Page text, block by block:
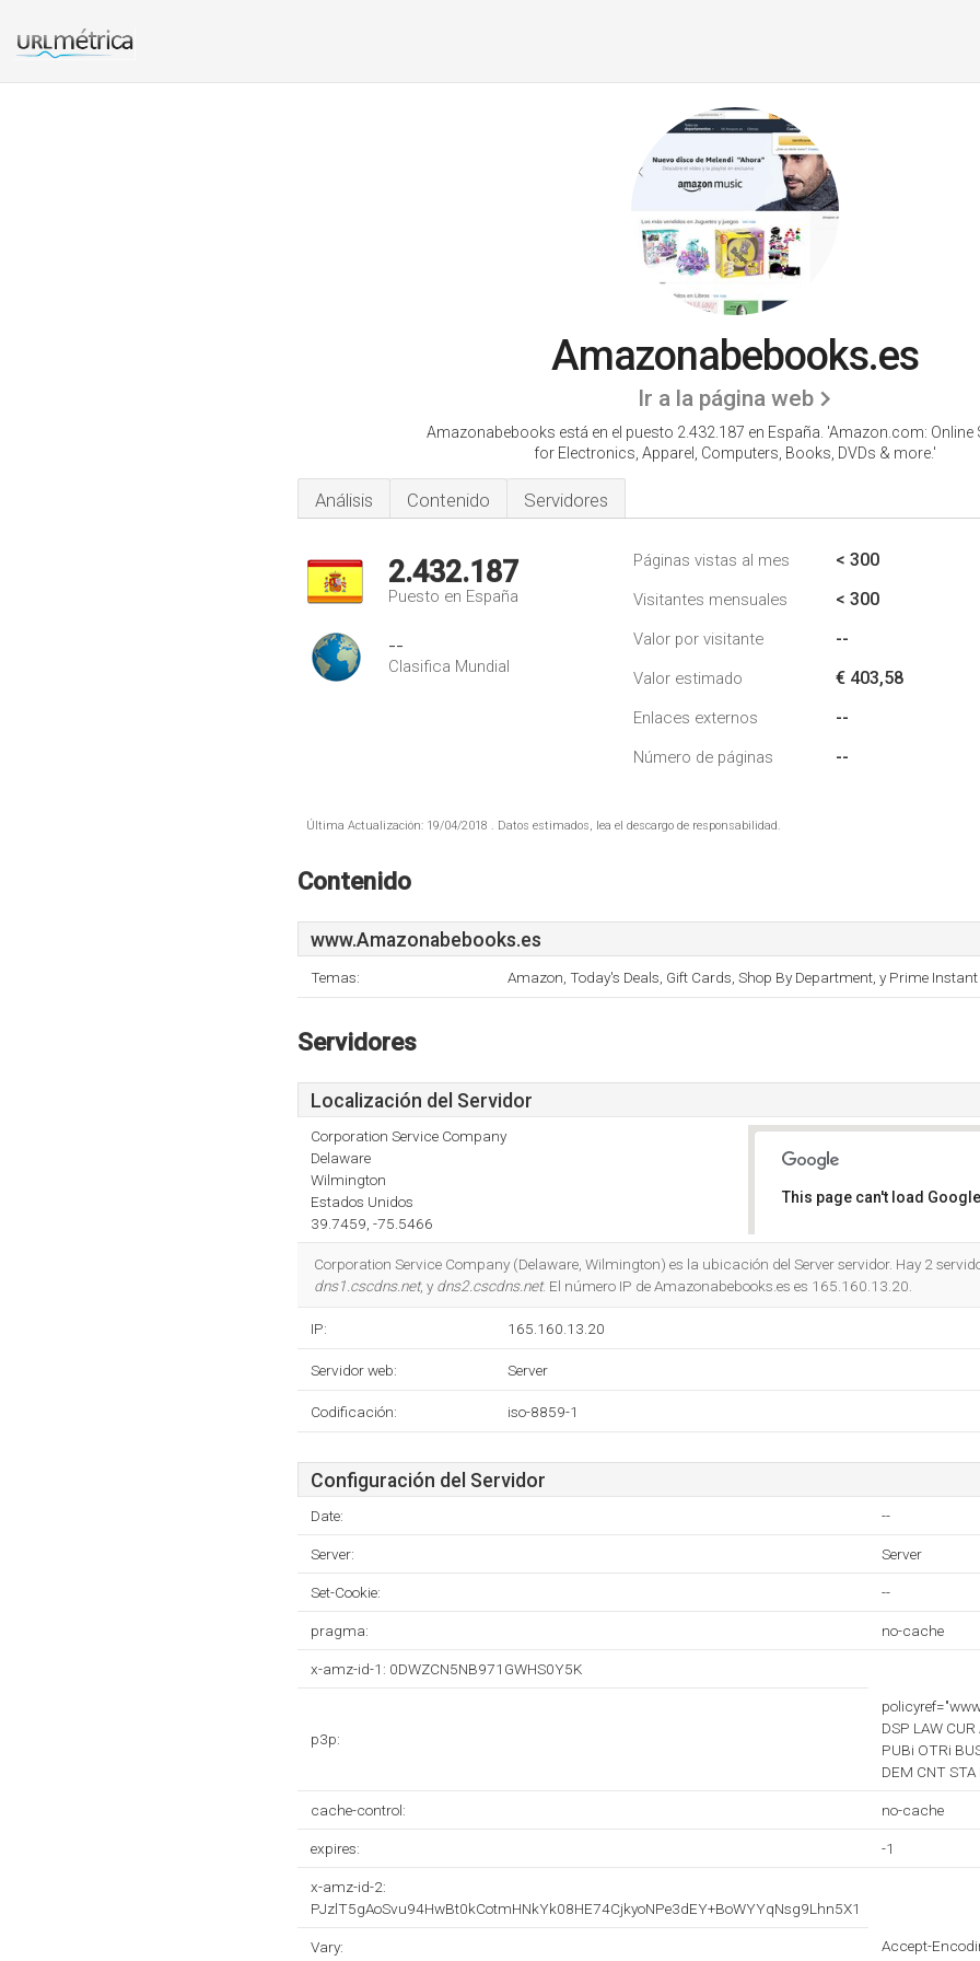
Amazonabebooks.es
Ir a la página web
Amazonabebooks está en el puesto 2.432.187 en España. 'Amazon.com: Online
for Electronics, Apparel, Computers, Books, DVDs & more.'
Análisis Contenido Servidores
2.432.187
Puesto en España
--
Clasifica Mundial
Páginas vistas al mes < 300
Visitantes mensuales < 300
Valor por visitante --
Valor estimado € 403,58
Enlaces externos --
Número de páginas --
Última Actualización: 19/04/2018 . Datos estimados, lea el descargo de responsabilidad.
Contenido
www.Amazonabebooks.es
Temas: Amazon, Today's Deals, Gift Cards, Shop By Department, y Prime Instant
Servidores
Localización del Servidor
Corporation Service Company
Delaware
Wilmington
Estados Unidos
39.7459, -75.5466
This page can't load
Corporation Service Company (Delaware, Wilmington) es la ubicación del Server servidor. Hay 2
dns1.cscdns.net, y dns2.cscdns.net. El número IP de Amazonabebooks.es es 165.160.13.20.
IP: 165.160.13.20
Servidor web: Server
Codificación: iso-8859-1
Configuración del Servidor
Date: --
Server: Server
Set-Cookie: --
pragma: no-cache
x-amz-id-1: 0DWZCN5NB971GWHS0Y5K
p3p:
DSP LAW
PUBi OTRi
DEM CNT STA
cache-control: no-cache
expires: -1
x-amz-id-2:
PJzlT5gAoSvu94HwBt0kCotmHNkYk08HE74CjkyoNPe3dEY+BoWYYqNsg9Lhn5X1
Vary: Accept-